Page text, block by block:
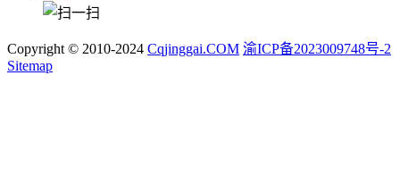
Copyright © 2010-2024 Cqjinggai.COM 渝ICP备2023009748号-2
Sitemap